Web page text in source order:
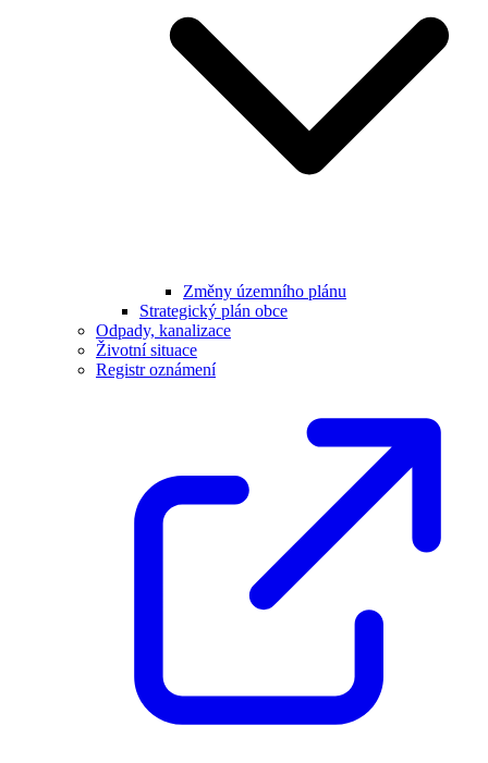
Změny územního plánu
Strategický plán obce
Odpady, kanalizace
Životní situace
Registr oznámení